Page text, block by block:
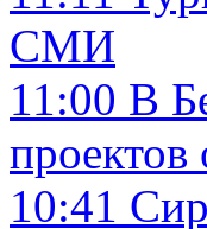
СМИ
11:00 В
10:41